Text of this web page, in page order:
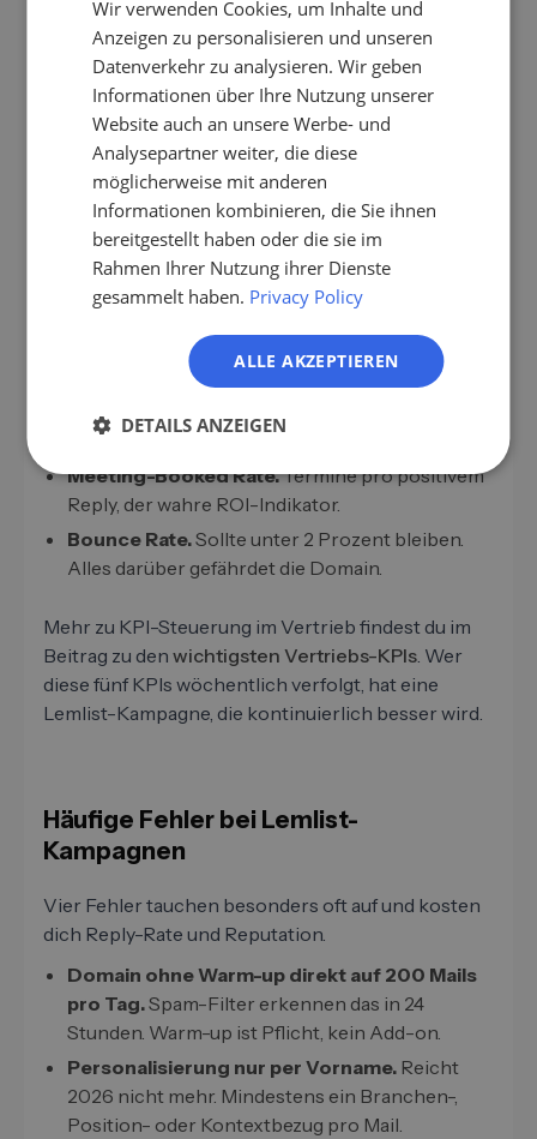
KPIs, an denen du den Lemlist-Erfolg
misst
Fünf Kennzahlen sind das Minimum, um eine
Lemlist-Kampagne zu steuern.
Open Rate.
Indikation für Subject Line und
Sender-Reputation. Im B2B-Cold-Outbound 30
bis 50 Prozent realistisch.
liegen typischerweise bei 3 bis 8 Prozent.
Positive Reply Rate.Anteil der Replies, die
echtes Interesse zeigen. Trennt freundliche
Absagen von echten Leads.
Meeting-Booked Rate.Termine pro positivem
Reply, der wahre ROI-Indikator.
Bounce Rate.Sollte unter 2 Prozent bleiben.
Alles darüber gefährdet die Domain.
Mehr zu KPI-Steuerung im Vertrieb findest du im
Beitrag zu den wichtigsten Vertriebs-KPIs. Wer
diese fünf KPIs wöchentlich verfolgt, hat eine
Lemlist-Kampagne, die kontinuierlich besser wird.
Häufige Fehler bei Lemlist-
Kampagnen
Vier Fehler tauchen besonders oft auf und kosten
dich Reply-Rate und Reputation.
Domain ohne Warm-up direkt auf 200 Mails
pro Tag.Spam-Filter erkennen das in 24
Stunden. Warm-up ist Pflicht, kein Add-on.
Personalisierung nur per Vorname. Reicht
2026 nicht mehr. Mindestens ein Branchen-,
Position- oder Kontextbezug pro Mail.
EN
FR
PL
Wir verwenden Cookies, um Inhalte und
Anzeigen zu personalisieren und unseren
Datenverkehr zu analysieren. Wir geben
Informationen über Ihre Nutzung unserer
Website auch an unsere Werbe- und
Analysepartner weiter, die diese
möglicherweise mit anderen
Informationen kombinieren, die Sie ihnen
bereitgestellt haben oder die sie im
Rahmen Ihrer Nutzung ihrer Dienste
gesammelt haben. Privacy Policy
ALLE AKZEPTIEREN
DETAILS ANZEIGEN